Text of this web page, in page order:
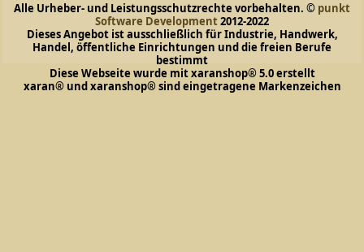
Alle Urheber- und Leistungsschutzrechte vorbehalten. © punkt
Software Development2012-2022
Dieses Angebot ist ausschließlich für Industrie, Handwerk,
Handel, öffentliche Einrichtungen und die freien Berufe
bestimmt
Diese Webseite wurde mit xaranshop® 5.0 erstellt
xaran® und xaranshop® sind eingetragene Markenzeichen